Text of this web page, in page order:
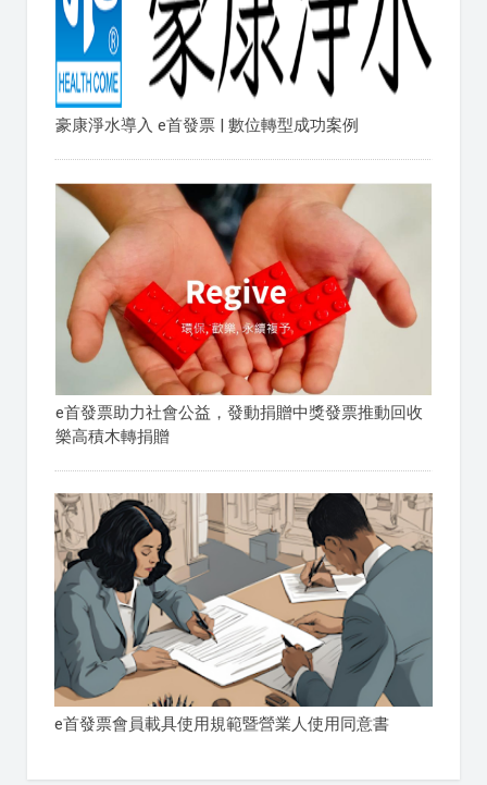
豪康淨水導入 e首發票 | 數位轉型成功案例
e首發票助力社會公益，發動捐贈中獎發票推動回收
樂高積木轉捐贈
e首發票會員載具使用規範暨營業人使用同意書